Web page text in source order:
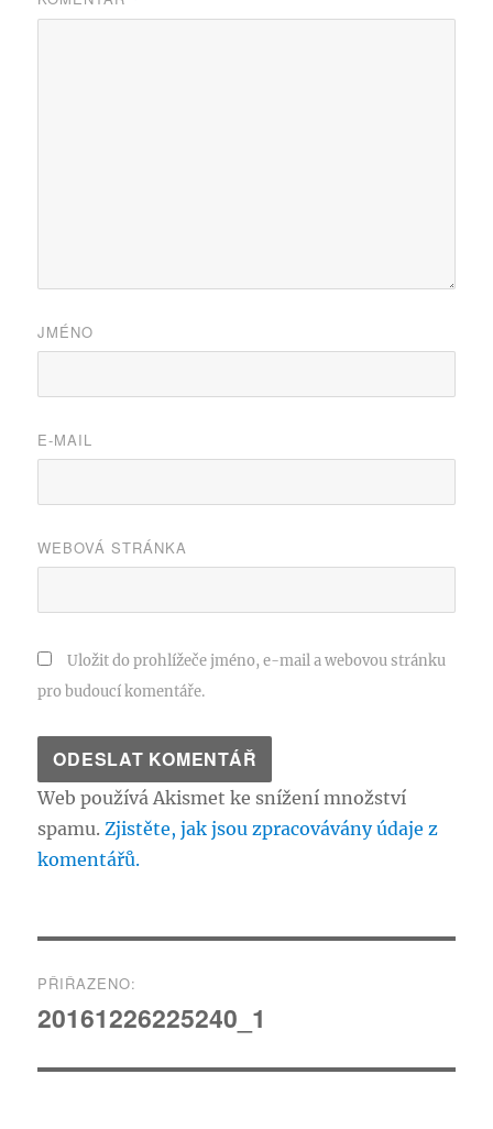
JMÉNO
E-MAIL
WEBOVÁ STRÁNKA
Uložit do prohlížeče jméno, e-mail a webovou stránku
pro budoucí komentáře.
Web používá Akismet ke snížení množství
spamu. Zjistěte, jak jsou zpracovávány údaje z
komentářů.
pro
PŘIŘAZENO:
20161226225240_1